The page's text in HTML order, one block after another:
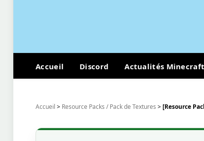
Accueil Discord Actualités Minecraft
Accueil > Resource Packs / Pack de Textures >[Resource